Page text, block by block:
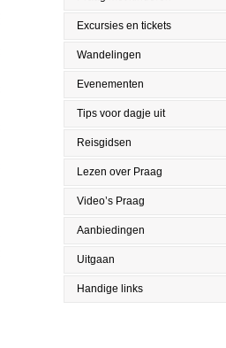
Excursies en tickets
Wandelingen
Evenementen
Tips voor dagje uit
Reisgidsen
Lezen over Praag
Video’s Praag
Aanbiedingen
Uitgaan
Handige links